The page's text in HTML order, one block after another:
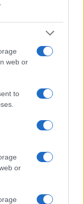
web or
to
or
υποχρεωτικός
με το ΣτΕ
εμβολιασμός για
σήμερα η